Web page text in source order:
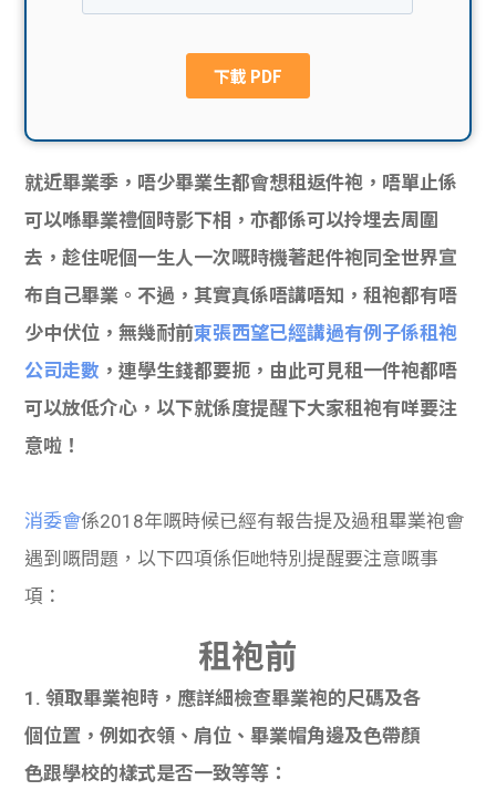
費貸
款
貸款
計數
機
網上
私人
貸款
機
Exc
han
ge
Gui
de
校園
Gui
理財
de
學生
貸款
就近畢業季，唔少畢業生都會想租返件袍，唔單止係
可以喺畢業禮個時影下相，亦都係可以拎埋去周圍
去，趁住呢個一生人一次嘅時機著起件袍同全世界宣
布自己畢業。不過，其實真係唔講唔知，租袍都有唔
少中伏位，無幾耐前東張西望已經講過有例子係租袍
公司走數 ，連學生錢都要扼，由此可見租一件袍都唔
可以放低介心，以下就係度提醒下大家租袍有咩要注
意啦！
消委會係2018年嘅時候已經有報告提及過租畢業袍會
遇到嘅問題，以下四項係佢哋特別提醒要注意嘅事
項：
租袍前
1. 領取畢業袍時，應詳細檢查畢業袍的尺碼及各
個位置，例如衣領、肩位、畢業帽角邊及色帶顏
色跟學校的樣式是否一致等等：